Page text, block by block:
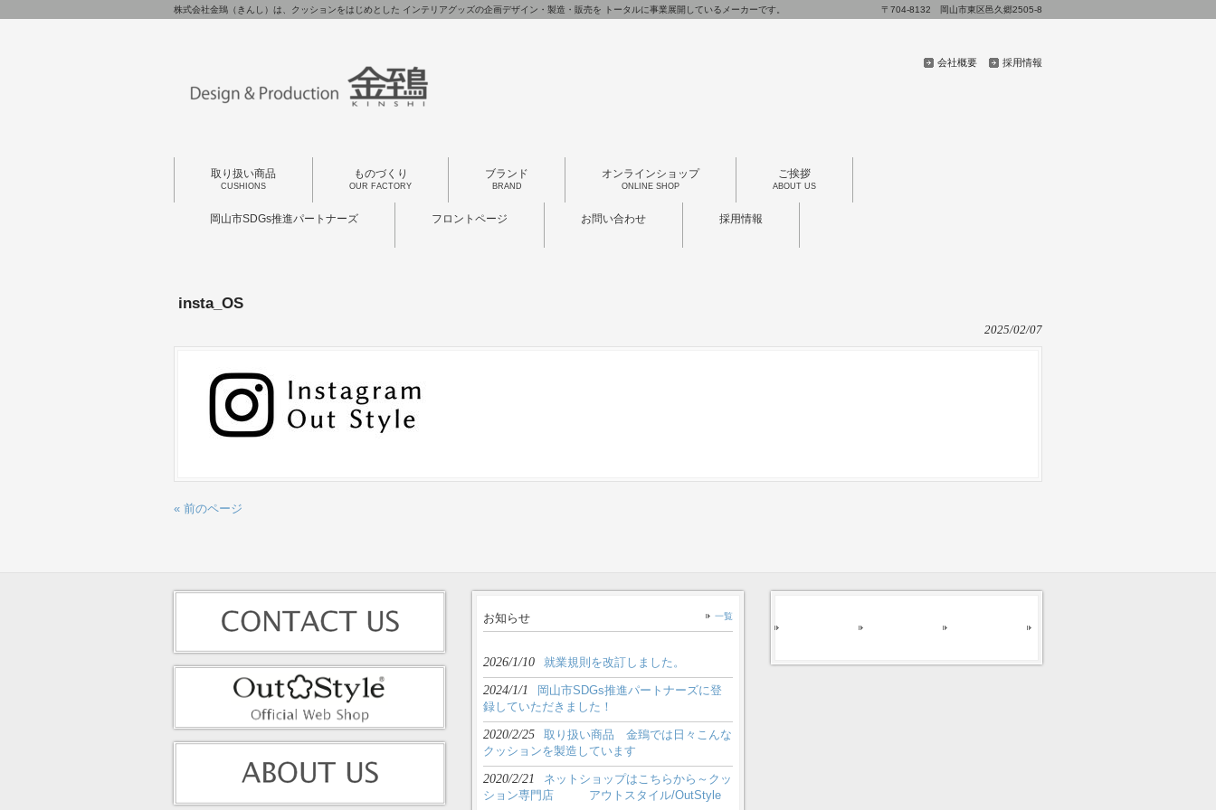
株式会社金鵄（きんし）は、クッションをはじめとした インテリアグッズの企画デザイン・製造・販売を トータルに事業展開しているメーカーです。 〒704-8132 岡山市東区邑久郷2505-8
会社概要 採用情報
取り扱い商品
CUSHIONS
ものづくり
OUR FACTORY
ブランド
BRAND
オンラインショップ
ONLINE SHOP
ご挨拶
ABOUT US
岡山市SDGs推進パートナーズ フロントページ お問い合わせ 採用情報
insta_OS
2025/02/07
« 前のページ
お知らせ 一覧
2026/1/10 就業規則を改訂しました。
2024/1/1
岡山市SDGs推進パートナーズに登
録していただきました！
2020/2/25
取り扱い商品 金鵄では日々こんな
クッションを製造しています
2020/2/21
ネットショップはこちらから～クッ
ション専門店 アウトスタイル/OutStyle